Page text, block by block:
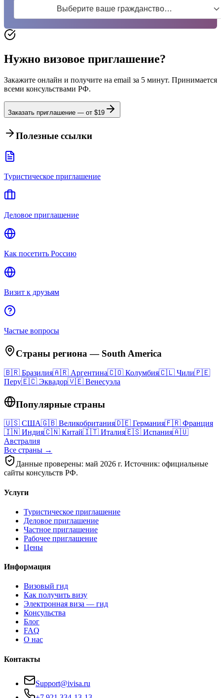
Выберите ваше гражданство…
Нужно визовое приглашение?
Закажите онлайн и получите на email за 5 минут. Принимается
всеми консульствами РФ.
Заказать приглашение — от $19
Полезные ссылки
Туристическое приглашение
Деловое приглашение
Как посетить Россию
Визит к друзьям
Частые вопросы
Страны региона — South America
🇧🇷 Бразилия🇦🇷 Аргентина🇨🇴 Колумбия🇨🇱 Чили🇵🇪
Перу🇪🇨 Эквадор🇻🇪 Венесуэла
Популярные страны
🇺🇸 США🇬🇧 Великобритания🇩🇪 Германия🇫🇷 Франция
🇮🇳 Индия🇨🇳 Китай🇮🇹 Италия🇪🇸 Испания🇦🇺
Австралия
Все страны →
Данные проверены: май 2026 г. Источник: официальные
сайты консульств РФ.
Услуги
Туристическое приглашение
Деловое приглашение
Частное приглашение
Рабочее приглашение
Цены
Информация
Визовый гид
Как получить визу
Электронная виза — гид
Консульства
Блог
FAQ
О нас
Контакты
Support@ivisa.ru